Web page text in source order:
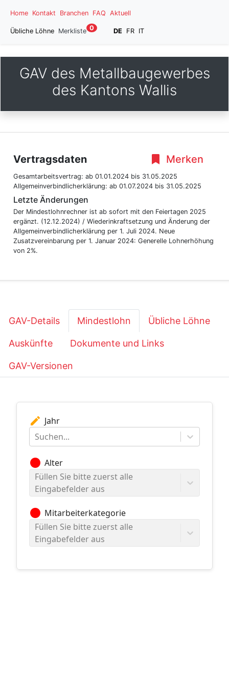
Home Kontakt Branchen FAQ Aktuell
Übliche Löhne Merkliste 0 DE FR IT
GAV des Metallbaugewerbes
des Kantons Wallis
Merken
Vertragsdaten
Gesamtarbeitsvertrag: ab 01.01.2024 bis 31.05.2025
Allgemeinverbindlicherklärung: ab 01.07.2024 bis 31.05.2025
Letzte Änderungen
Der Mindestlohnrechner ist ab sofort mit den Feiertagen 2025
ergänzt. (12.12.2024) / Wiederinkraftsetzung und Änderung der
Allgemeinverbindlicherklärung per 1. Juli 2024. Neue
Zusatzvereinbarung per 1. Januar 2024: Generelle Lohnerhöhung
von 2%.
GAV-Details Mindestlohn Übliche Löhne
Auskünfte Dokumente und Links
GAV-Versionen
edit Jahr
Suchen...
circle Alter
Füllen Sie bitte zuerst alle
Eingabefelder aus
circle Mitarbeiterkategorie
Füllen Sie bitte zuerst alle
Eingabefelder aus